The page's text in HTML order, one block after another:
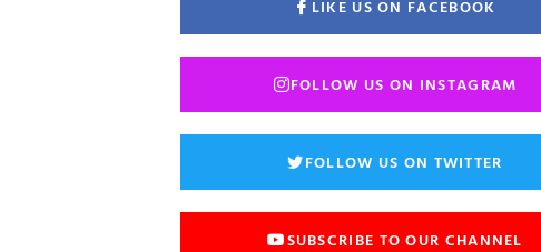
LIKE US ON FACEBOOK
FOLLOW US ON INSTAGRAM
FOLLOW US ON TWITTER
SUBSCRIBE TO OUR CHANNEL